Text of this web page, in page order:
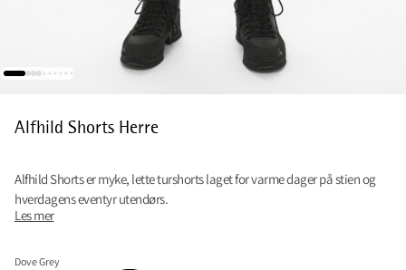
Alfhild Shorts Herre
Alfhild Shorts er myke, lette turshorts laget for varme dager på stien og
hverdagens eventyr utendørs.
Les mer
Dove Grey